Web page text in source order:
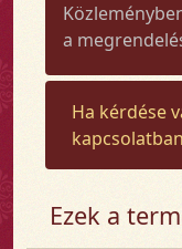
a
Ha kérdése
Ezek a